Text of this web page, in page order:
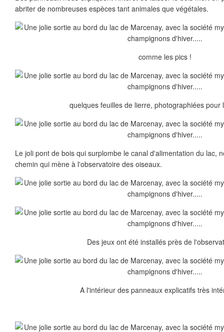
abriter de nombreuses espèces tant animales que végétales.
comme les pics !
quelques feuilles de lierre, photographiées pour
Le joli pont de bois qui surplombe le canal d'alimentation du lac,
chemin qui mène à l'observatoire des oiseaux.
Des jeux ont été installés près de
A l'intérieur des panneaux explicatifs très